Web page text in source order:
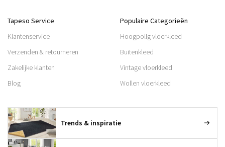
Tapeso Service
Klantenservice
Verzenden & retourneren
Zakelijke klanten
Blog
Populaire Categorieën
Hoogpolig vloerkleed
Buitenkleed
Vintage vloerkleed
Wollen vloerkleed
Trends & inspiratie